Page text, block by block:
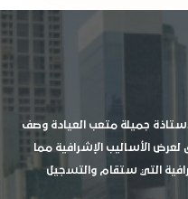
جميلة متعب العيادة وصف
لعرض الأساليب الإشرافية مما
التي ستقام والتسجيل